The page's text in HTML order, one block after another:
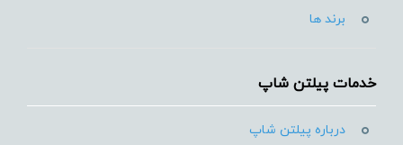
برند ها
خدمات پیلتن شاپ
درباره پیلتن شاپ